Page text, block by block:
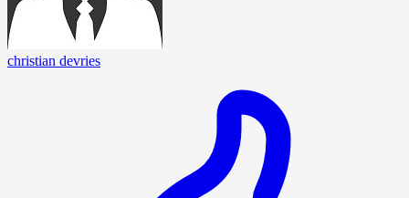
christian devries